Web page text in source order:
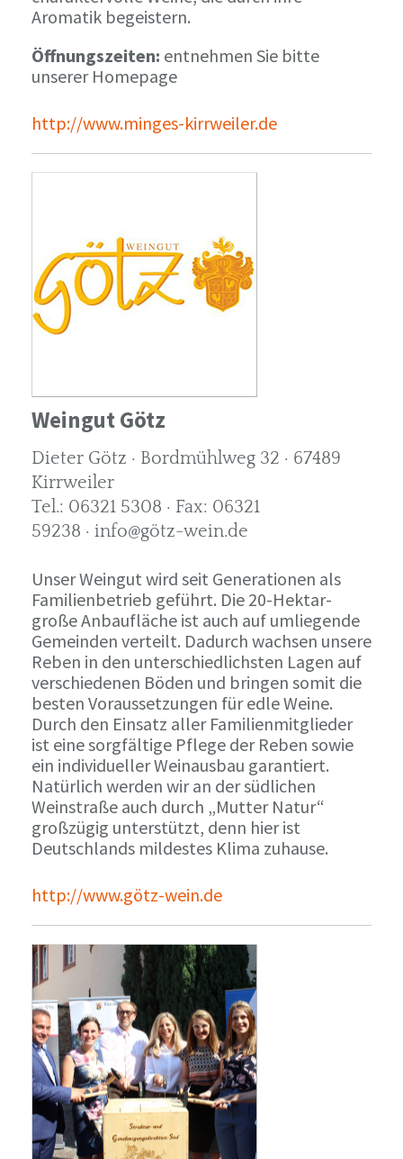
Aromatik begeistern.
Öffnungszeiten: entnehmen Sie bitte
unserer Homepage
http://www.minges-kirrweiler.de
Weingut Götz
Dieter Götz · Bordmühlweg 32 · 67489
Kirrweiler
Tel.: 06321 5308 · Fax: 06321
59238 · info@götz-wein.de
Unser Weingut wird seit Generationen als
Familienbetrieb geführt. Die 20-Hektar-
große Anbaufläche ist auch auf umliegende
Gemeinden verteilt. Dadurch wachsen unsere
Reben in den unterschiedlichsten Lagen auf
verschiedenen Böden und bringen somit die
besten Voraussetzungen für edle Weine.
Durch den Einsatz aller Familienmitglieder
ist eine sorgfältige Pflege der Reben sowie
ein individueller Weinausbau garantiert.
Natürlich werden wir an der südlichen
Weinstraße auch durch „Mutter Natur“
großzügig unterstützt, denn hier ist
Deutschlands mildestes Klima zuhause.
http://www.götz-wein.de